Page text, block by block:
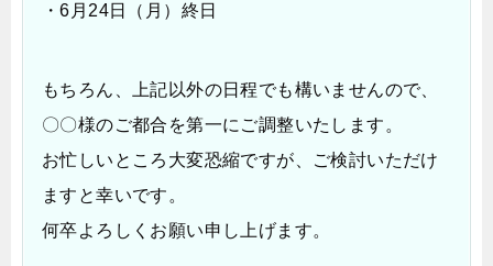
・6月24日（月）終日
もちろん、上記以外の日程でも構いませんので、
〇〇様のご都合を第一にご調整いたします。
お忙しいところ大変恐縮ですが、ご検討いただけ
ますと幸いです。
何卒よろしくお願い申し上げます。